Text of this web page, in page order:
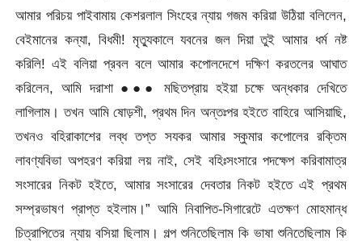
আমার পরিচয় পাইবামায় কেশরলাল সিংহের ন্যায় গজম করিয়া উঠিয়া বলিলেন,
বেইমানের কন্যা, বিধমী! মৃত্যুকালে যবনের জল দিয়া তুই আমার ধর্ম নষ্ট
করিলি! এই বলিয়া প্রবল বলে আমার কপোলদেশে দক্ষিণ করতলের আঘাত
করিলেন, আমিদরাশা ●●● মছিতপ্রায় হইয়া চক্ষে অন্ধকার দেখিতে
লাগিলাম। তখন আমি ষোড়শী, প্রথম দিন অন্তঃপর হইতে বাহিরে আসিয়াছি,
তখনও বহিরাকাশের লব্ধ তপ্ত সযকর আমার স্কুমার কপোলের রক্তিম
লাবণ্যবিভা অপহরণ করিয়া লয় নাই, সেই বহিঃসংসারে পদক্ষেপ করিবামাত্র
সংসারের নিকট হইতে, আমার সংসারের দেবতার নিকট হইতে এই প্রথম
সম্প্রভাষণ প্রাপ্ত হইলাম।” আমি নিবাপিত-সিগারেটে এতক্ষণ মোহমান্ধ
চিত্রাপিতের ন্যায় বসিয়া ছিলাম। গল্প শুনিতেছিলাম কি ভাষা শুনিতেছিলাম কি